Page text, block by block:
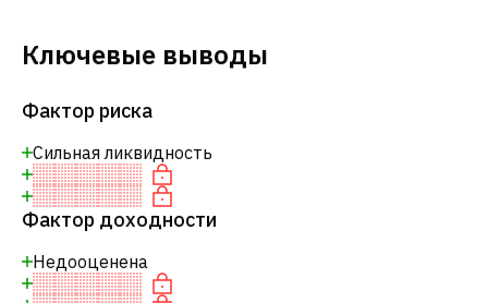
Ключевые выводы
Фактор риска
Сильная ликвидность
Фактор доходности
Недооценена